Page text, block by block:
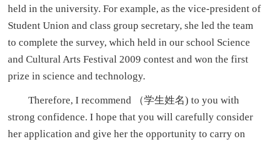
held in the university. For example, as the vice-president of
Student Union and class group secretary, she led the team
to complete the survey, which held in our school Science
and Cultural Arts Festival 2009 contest and won the first
prize in science and technology.
Therefore, I recommend （学生姓名) to you with
strong confidence. I hope that you will carefully consider
her application and give her the opportunity to carry on